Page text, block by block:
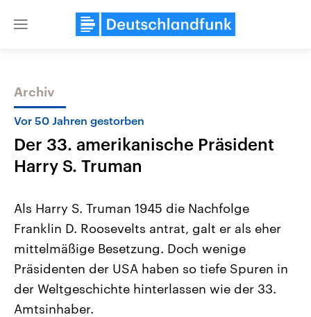
Close
Themen
USA
Aktuelle Beiträge, Analysen und
Hintergründe
Wirtschaftlich und militärisch
gehören die Vereinigten Staaten zu
den mächtigsten Ländern der Erde,
mit großem Einfluss auf das
Nahostkonflikt
Aktuelle Lage und
Der Überfall der
Terrororganisation Hamas
Oktober 2023 auf Israel
Region wieder die Gewalt
Archiv
Vor 50 Jahren gestorben
Der 33. amerikanische Präsident
Harry S. Truman
Als Harry S. Truman 1945 die Nachfolge
Franklin D. Roosevelts antrat, galt er als eher
mittelmäßige Besetzung. Doch wenige
Präsidenten der USA haben so tiefe Spuren in
der Weltgeschichte hinterlassen wie der 33.
Amtsinhaber.